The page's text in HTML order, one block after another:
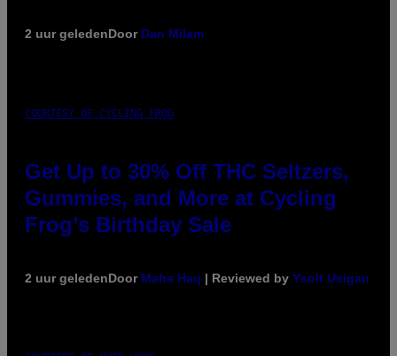
2 uur geledenDoor Dan Milam
COURTESY OF CYCLING FROG
Get Up to 30% Off THC Seltzers,
Gummies, and More at Cycling
Frog’s Birthday Sale
2 uur geledenDoor Maha Haq | Reviewed by Ysolt Usigan